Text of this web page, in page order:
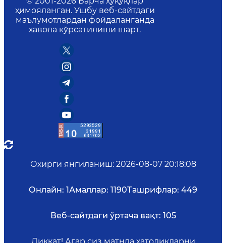
ҳимояланган. Ушбу веб-сайтдаги
маълумотлардан фойдаланганда
ҳавола кўрсатилиши шарт.
Охирги янгиланиш: 2026-08-07 20:18:08
Онлайн: 1Амаллар: 1190Ташрифлар: 449
Веб-сайтдаги ўртача вақт: 105